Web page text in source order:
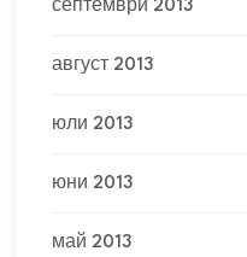
септември 2013
август 2013
юли 2013
юни 2013
май 2013